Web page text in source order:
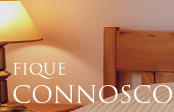
FIQUE
CONNOSCO